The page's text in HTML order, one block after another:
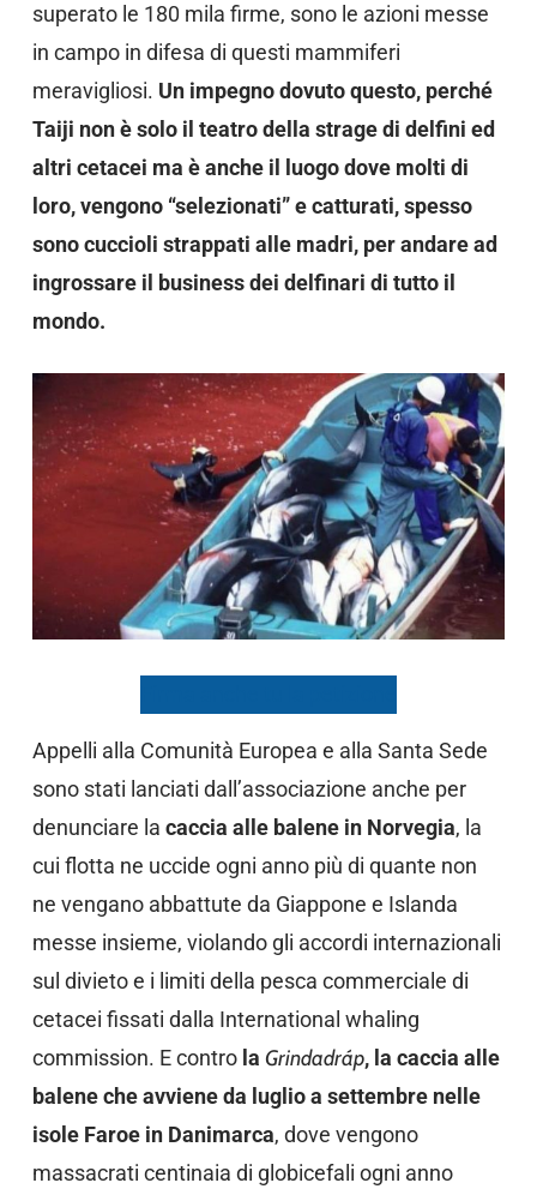
superato le 180 mila firme, sono le azioni messe
in campo in difesa di questi mammiferi
meravigliosi. Un impegno dovuto questo, perché
Taiji non è solo il teatro della strage di delfini ed
altri cetacei ma è anche il luogo dove molti di
loro, vengono “selezionati” e catturati, spesso
sono cuccioli strappati alle madri, per andare ad
ingrossare il business dei delfinari di tutto il
mondo.
Appelli alla Comunità Europea e alla Santa Sede
sono stati lanciati dall’associazione anche per
denunciare la caccia alle balene in Norvegia, la
cui flotta ne uccide ogni anno più di quante non
ne vengano abbattute da Giappone e Islanda
messe insieme, violando gli accordi internazionali
sul divieto e i limiti della pesca commerciale di
cetacei fissati dalla International whaling
commission. E controla Grindadráp, la caccia alle
balene che avviene da luglio a settembre nelle
isole Faroe in Danimarca, dove vengono
massacrati centinaia di globicefali ogni anno